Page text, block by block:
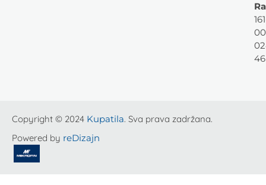
46
Copyright © 2024 Kupatila. Sva prava zadržana.
Powered by reDizajn